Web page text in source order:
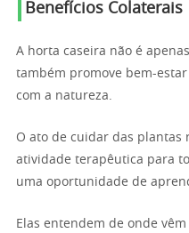
Benefícios Colaterais
A horta caseira não é
também promove bem-
com a natureza.
O ato de cuidar das plantas
atividade terapêutica para
uma oportunidade de
Elas entendem de onde